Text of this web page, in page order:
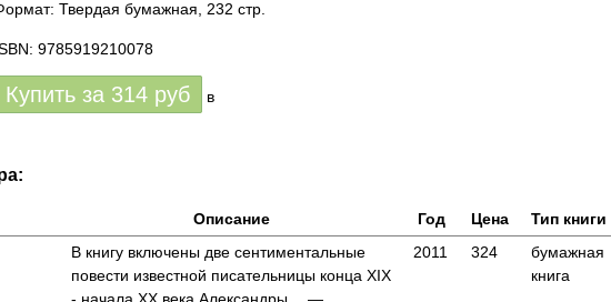
Твердая бумажная, 232 стр.
9785919210078
Купить за 314 руб в
Описание Год Цена
Тип книги
В книгу включены две сентиментальные
повести известной писательницы конца XIX
2011 324
бумажная
книга